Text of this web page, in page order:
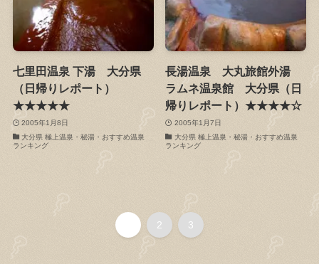
七里田温泉 下湯 大分県
（日帰りレポート）
★★★★★
2005年1月8日
大分県 極上温泉・秘湯・おすすめ温泉
ランキング
長湯温泉 大丸旅館外湯
ラムネ温泉館 大分県（日
帰りレポート）★★★★☆
2005年1月7日
大分県 極上温泉・秘湯・おすすめ温泉
ランキング
2 3